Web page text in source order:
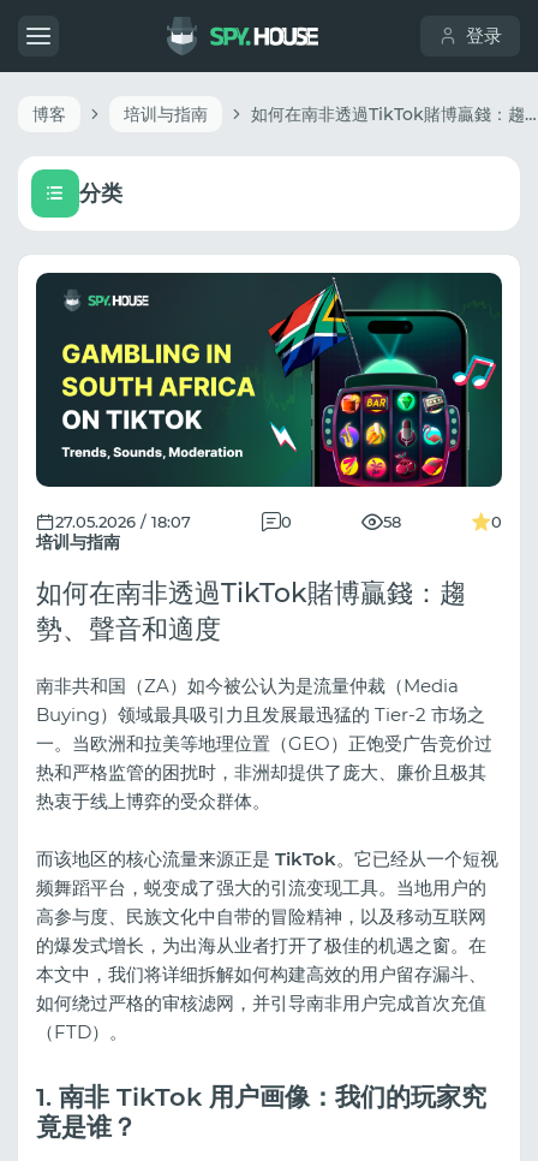
登录
博客 培训与指南 如何在南非透過TikTok賭博贏錢：趨勢、聲音和適度
分类
培训与指南
27.05.2026 / 18:07 0 58 0
如何在南非透過TikTok賭博贏錢：趨
勢、聲音和適度
南非共和国（ZA）如今被公认为是流量仲裁（Media
Buying）领域最具吸引力且发展最迅猛的 Tier-2 市场之
一。当欧洲和拉美等地理位置（GEO）正饱受广告竞价过
热和严格监管的困扰时，非洲却提供了庞大、廉价且极其
热衷于线上博弈的受众群体。
而该地区的核心流量来源正是 TikTok。它已经从一个短视
频舞蹈平台，蜕变成了强大的引流变现工具。当地用户的
高参与度、民族文化中自带的冒险精神，以及移动互联网
的爆发式增长，为出海从业者打开了极佳的机遇之窗。在
本文中，我们将详细拆解如何构建高效的用户留存漏斗、
如何绕过严格的审核滤网，并引导南非用户完成首次充值
（FTD）。
1. 南非 TikTok 用户画像：我们的玩家究
竟是谁？